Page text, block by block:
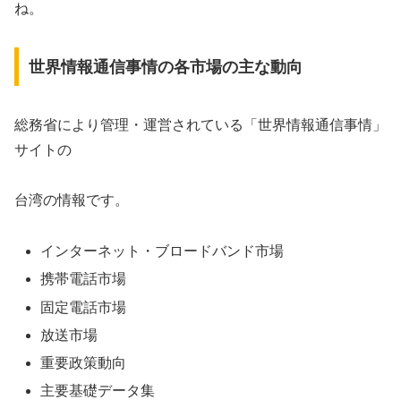
ね。
世界情報通信事情の各市場の主な動向
総務省により管理・運営されている「世界情報通信事情」
サイトの
台湾の情報です。
インターネット・ブロードバンド市場
携帯電話市場
固定電話市場
放送市場
重要政策動向
主要基礎データ集